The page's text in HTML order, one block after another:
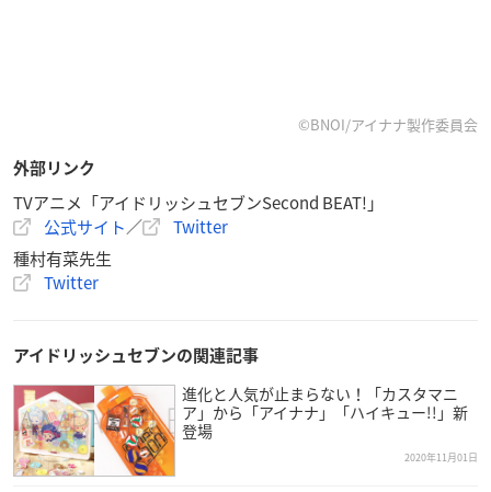
©BNOI/アイナナ製作委員会
外部リンク
TVアニメ「アイドリッシュセブンSecond BEAT!」
公式サイト／
Twitter
種村有菜先生
Twitter
アイドリッシュセブンの関連記事
進化と人気が止まらない！「カスタマニ
ア」から「アイナナ」「ハイキュー!!」新
登場
2020年11月01日